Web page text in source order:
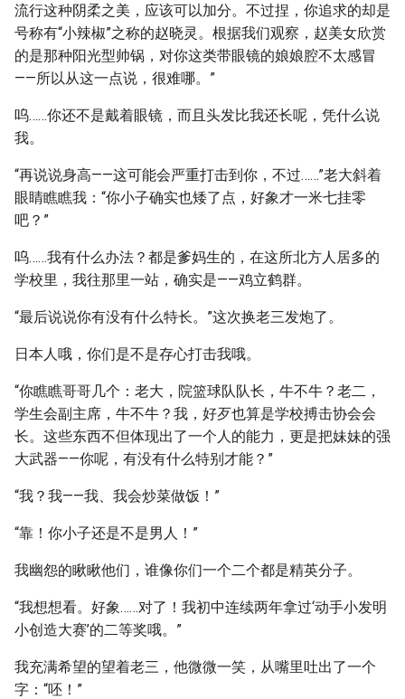
流行这种阴柔之美，应该可以加分。不过捏，你追求的却是
号称有“小辣椒”之称的赵晓灵。根据我们观察，赵美女欣赏
的是那种阳光型帅锅，对你这类带眼镜的娘娘腔不太感冒
——所以从这一点说，很难哪。”
呜……你还不是戴着眼镜，而且头发比我还长呢，凭什么说
我。
“再说说身高——这可能会严重打击到你，不过……”老大斜着
眼睛瞧瞧我：“你小子确实也矮了点，好象才一米七挂零
吧？”
呜……我有什么办法？都是爹妈生的，在这所北方人居多的
学校里，我往那里一站，确实是——鸡立鹤群。
“最后说说你有没有什么特长。”这次换老三发炮了。
日本人哦，你们是不是存心打击我哦。
“你瞧瞧哥哥几个：老大，院篮球队队长，牛不牛？老二，
学生会副主席，牛不牛？我，好歹也算是学校搏击协会会
长。这些东西不但体现出了一个人的能力，更是把妹妹的强
大武器——你呢，有没有什么特别才能？”
“我？我——我、我会炒菜做饭！”
“靠！你小子还是不是男人！”
我幽怨的瞅瞅他们，谁像你们一个二个都是精英分子。
“我想想看。好象……对了！我初中连续两年拿过‘动手小发明
小创造大赛’的二等奖哦。”
我充满希望的望着老三，他微微一笑，从嘴里吐出了一个
字：“呸！”